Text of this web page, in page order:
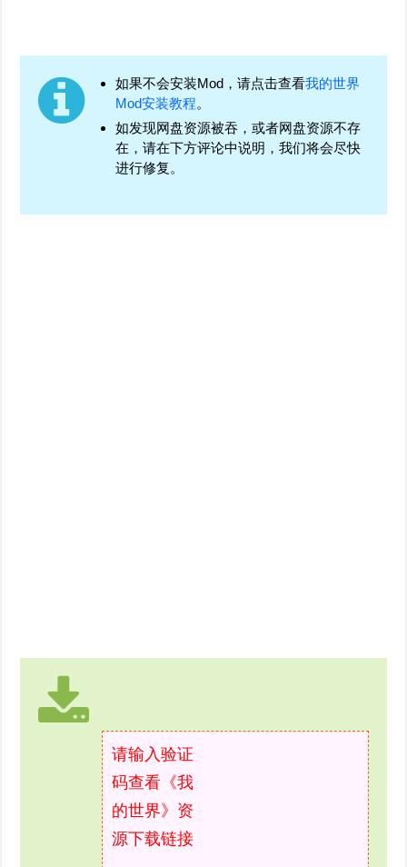
如果不会安装Mod，请点击查看我的世界
Mod安装教程。
如发现网盘资源被吞，或者网盘资源不存
在，请在下方评论中说明，我们将会尽快
进行修复。
请输入验证
码查看《我
的世界》资
源下载链接